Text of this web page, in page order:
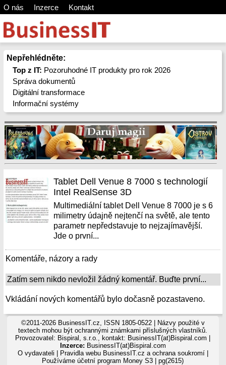
O nás Inzerce Kontakt
Nepřehlédněte:
Top z IT: Pozoruhodné IT produkty pro rok 2026
Správa dokumentů
Digitální transformace
Informační systémy
Tablet Dell Venue 8 7000 s technologií
Intel RealSense 3D
Multimediální tablet Dell Venue 8 7000 je s 6
milimetry údajně nejtenčí na světě, ale tento
parametr nepředstavuje to nejzajímavější.
Jde o první...
Komentáře, názory a rady
Zatím sem nikdo nevložil žádný komentář. Buďte první...
Vkládání nových komentářů bylo dočasně pozastaveno.
©2011-2026 BusinessIT.cz, ISSN 1805-0522 | Názvy použité v
textech mohou být ochrannými známkami příslušných vlastníků.
Provozovatel: Bispiral, s.r.o., kontakt: BusinessIT(at)Bispiral.com |
Inzerce: BusinessIT(at)Bispiral.com
O vydavateli
Pravidla webu BusinessIT.cz a ochrana soukromí|
Používámeúčetní program Money S3 | pg(2615)